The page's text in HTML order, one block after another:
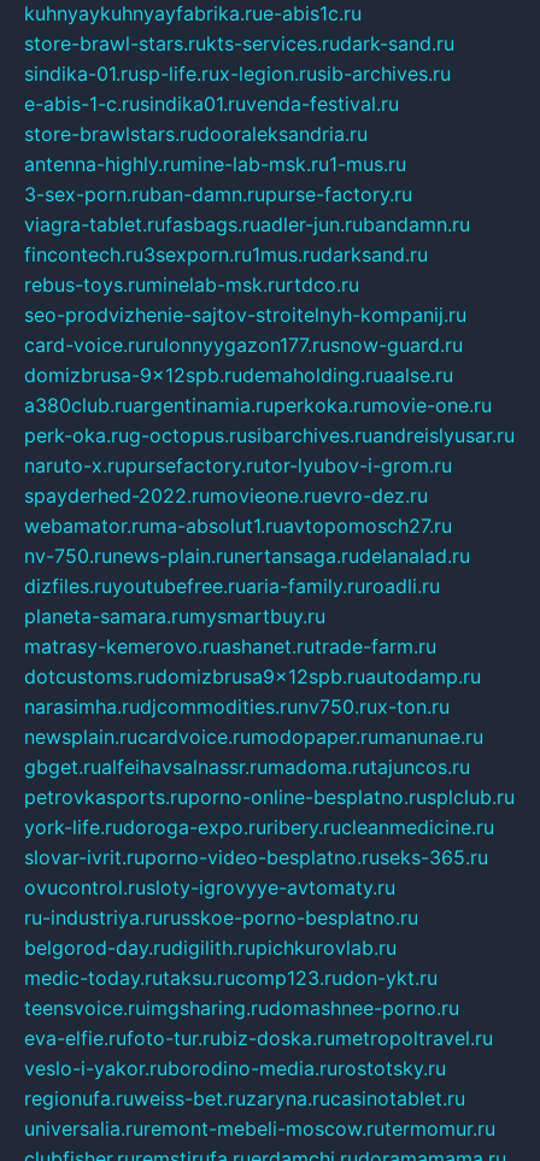
kuhnyaykuhnyayfabrika.rue-abis1c.ru
store-brawl-stars.rukts-services.rudark-sand.ru
sindika-01.rusp-life.rux-legion.rusib-archives.ru
e-abis-1-c.rusindika01.ruvenda-festival.ru
store-brawlstars.rudooraleksandria.ru
antenna-highly.rumine-lab-msk.ru1-mus.ru
3-sex-porn.ruban-damn.rupurse-factory.ru
viagra-tablet.rufasbags.ruadler-jun.rubandamn.ru
fincontech.ru3sexporn.ru1mus.rudarksand.ru
rebus-toys.ruminelab-msk.rurtdco.ru
seo-prodvizhenie-sajtov-stroitelnyh-kompanij.ru
card-voice.rurulonnyygazon177.rusnow-guard.ru
domizbrusa-9x12spb.rudemaholding.ruaalse.ru
a380club.ruargentinamia.ruperkoka.rumovie-one.ru
perk-oka.rug-octopus.rusibarchives.ruandreislyusar.ru
naruto-x.rupursefactory.rutor-lyubov-i-grom.ru
spayderhed-2022.rumovieone.ruevro-dez.ru
webamator.ruma-absolut1.ruavtopomosch27.ru
nv-750.runews-plain.runertansaga.rudelanalad.ru
dizfiles.ruyoutubefree.ruaria-family.ruroadli.ru
planeta-samara.rumysmartbuy.ru
matrasy-kemerovo.ruashanet.rutrade-farm.ru
dotcustoms.rudomizbrusa9x12spb.ruautodamp.ru
narasimha.rudjcommodities.runv750.rux-ton.ru
newsplain.rucardvoice.rumodopaper.rumanunae.ru
gbget.rualfeihavsalnassr.rumadoma.rutajuncos.ru
petrovkasports.ruporno-online-besplatno.rusplclub.ru
york-life.rudoroga-expo.ruribery.rucleanmedicine.ru
slovar-ivrit.ruporno-video-besplatno.ruseks-365.ru
ovucontrol.rusloty-igrovyye-avtomaty.ru
ru-industriya.rurusskoe-porno-besplatno.ru
belgorod-day.rudigilith.rupichkurovlab.ru
medic-today.rutaksu.rucomp123.rudon-ykt.ru
teensvoice.ruimgsharing.rudomashnee-porno.ru
eva-elfie.rufoto-tur.rubiz-doska.rumetropoltravel.ru
veslo-i-yakor.ruborodino-media.rurostotsky.ru
regionufa.ruweiss-bet.ruzaryna.rucasinotablet.ru
universalia.ruremont-mebeli-moscow.rutermomur.ru